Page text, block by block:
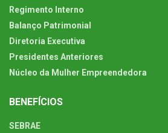
Regimento Interno
Balanço Patrimonial
Diretoria Executiva
Presidentes Anteriores
Núcleo da Mulher Empreendedora
BENEFÍCIOS
SEBRAE